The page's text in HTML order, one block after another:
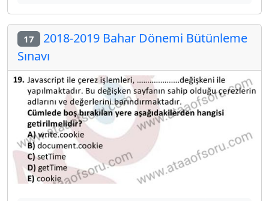
17 2018-2019 Bahar Dönemi Bütünleme
Sınavı